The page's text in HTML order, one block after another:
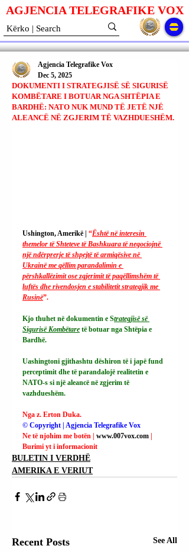
AGJENCIA TELEGRAFIKE VOX
DOKUMENTI I STRATEGJISË SË SIGURISË
KOMBËTARE I BOTUAR NGA SHTËPIA E
BARDHË: NATO NUK MUND TË JETË NJË
ALEANCË NË ZGJERIM TË VAZHDUESHËM.
Agjencia Telegrafike Vox
Dec 5, 2025
Ushington, Amerikë | “Është në interesin
themelor të Shteteve të Bashkuara të negociojnë
një ndërprerje të shpejtë të armiqësive në
Ukrainë me qëllim parandalimin e
përshkallëzimit ose zgjerimit të paqëllimshëm të
luftës dhe rivendosjen e stabilitetit strategjik me
Rusinë”.
Kjo thuhet në dokumentin e Strategjisë së
Sigurisë Kombëtare të botuar nga Shtëpia e
Bardhë.
Uashingtoni gjithashtu dëshiron të i japë fund
perceptimit dhe të parandalojë realitetin e
NATO-s si një aleancë në zgjerim të
vazhdueshëm.
Nga z. Erton Duka.
© Copyright | Agjencia Telegrafike Vox
Ne të njohim me botën | www.007vox.com |
Burimi yt i informacionit
BULETIN I VERDHË
AMERIKA E VERIUT
Recent Posts See All